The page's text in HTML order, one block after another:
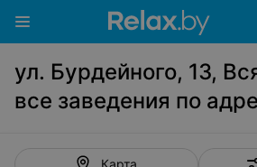
ул. Бурдейного, 13,
все заведения по
Карта